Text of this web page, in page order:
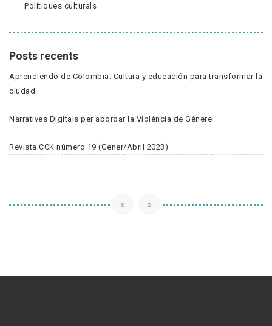
Polítiques culturals
Posts recents
Aprendiendo de Colombia. Cultura y educación para transformar la
ciudad
Narratives Digitals per abordar la Violència de Gènere
Revista CCK número 19 (Gener/Abril 2023)
« »